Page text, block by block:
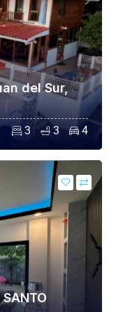
del Sur,
3 3 4